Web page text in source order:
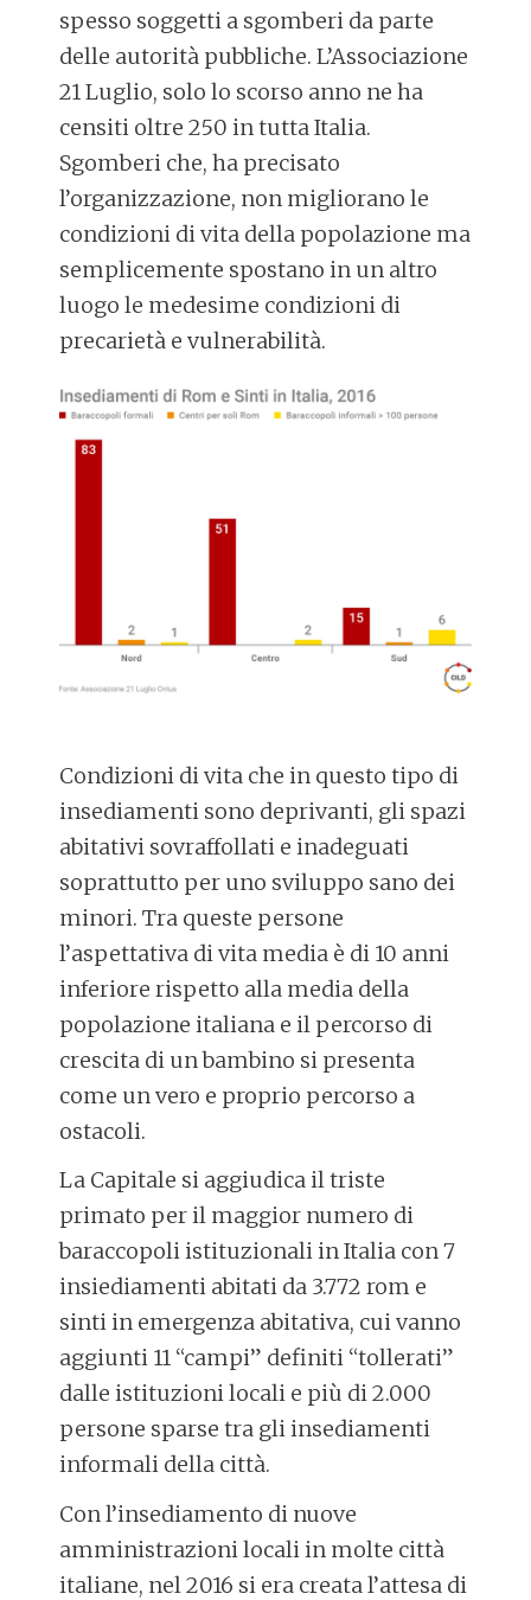
spesso soggetti a sgomberi da parte
delle autorità pubbliche. L’Associazione
21 Luglio, solo lo scorso anno ne ha
censiti oltre 250 in tutta Italia.
Sgomberi che, ha precisato
l’organizzazione, non migliorano le
condizioni di vita della popolazione ma
semplicemente spostano in un altro
luogo le medesime condizioni di
precarietà e vulnerabilità.
Condizioni di vita che in questo tipo di
insediamenti sono deprivanti, gli spazi
abitativi sovraffollati e inadeguati
soprattutto per uno sviluppo sano dei
minori. Tra queste persone
l’aspettativa di vita media è di 10 anni
inferiore rispetto alla media della
popolazione italiana e il percorso di
crescita di un bambino si presenta
come un vero e proprio percorso a
ostacoli.
La Capitale si aggiudica il triste
primato per il maggior numero di
baraccopoli istituzionali in Italia con 7
insiediamenti abitati da 3.772 rom e
sinti in emergenza abitativa, cui vanno
aggiunti 11 “campi” definiti “tollerati”
dalle istituzioni locali e più di 2.000
persone sparse tra gli insediamenti
informali della città.
Con l’insediamento di nuove
amministrazioni locali in molte città
italiane, nel 2016 si era creata l’attesa di